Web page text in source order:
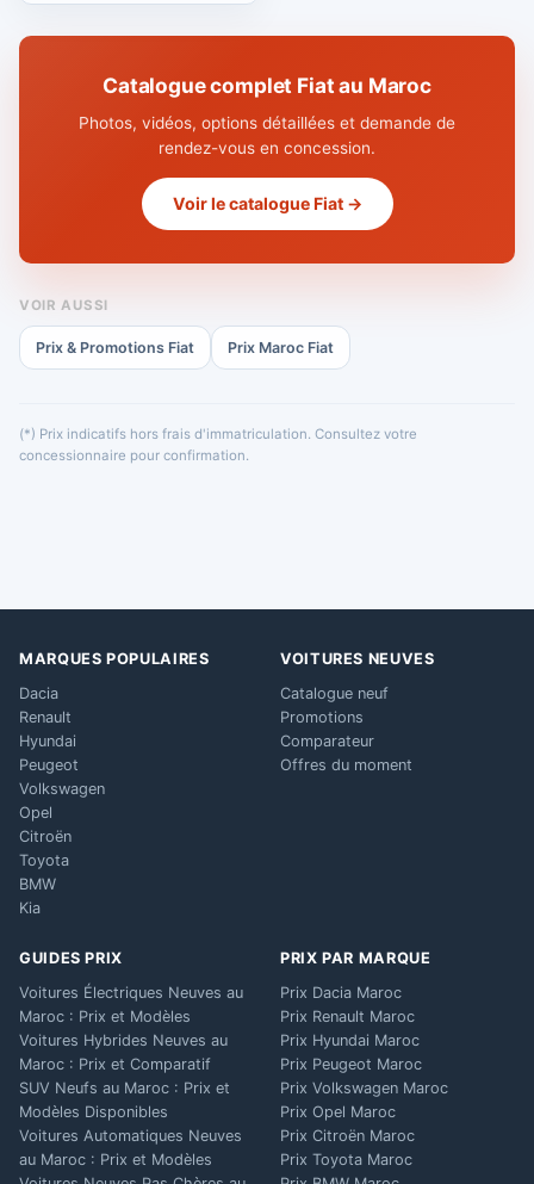
Catalogue complet Fiat au Maroc
Photos, vidéos, options détaillées et demande de
rendez-vous en concession.
Voir le catalogue Fiat →
VOIR AUSSI
Prix & Promotions Fiat Prix Maroc Fiat
(*) Prix indicatifs hors frais d'immatriculation. Consultez votre
concessionnaire pour confirmation.
MARQUES POPULAIRES
Dacia
Renault
Hyundai
Peugeot
Volkswagen
Opel
Citroën
Toyota
BMW
Kia
VOITURES NEUVES
Catalogue neuf
Promotions
Comparateur
Offres du moment
GUIDES PRIX
Voitures Électriques Neuves au
Maroc : Prix et Modèles
Voitures Hybrides Neuves au
Maroc : Prix et Comparatif
SUV Neufs au Maroc : Prix et
Modèles Disponibles
Voitures Automatiques Neuves
au Maroc : Prix et Modèles
PRIX PAR MARQUE
Prix Dacia Maroc
Prix Renault Maroc
Prix Hyundai Maroc
Prix Peugeot Maroc
Prix Volkswagen Maroc
Prix Opel Maroc
Prix Citroën Maroc
Prix Toyota Maroc